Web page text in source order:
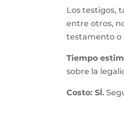
Los testigos,
entre otros,
testamento o
Tiempo
sobre la
Costo: SÍ.